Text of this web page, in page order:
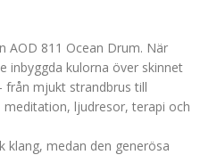
AOD 811 Ocean Drum. När
inbyggda kulorna över skinnet
från mjukt strandbrus till
ljudresor, terapi och
klang, medan den generösa